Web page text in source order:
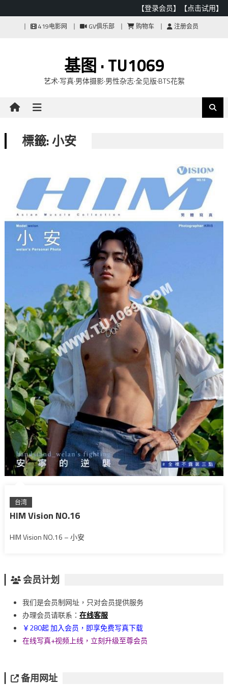
【登录会员】 【点击试用】
419电影网 GV俱乐部 购物车 注册会员
基图 · TU1069
艺术·写真·男体摄影·男性杂志·全见版·BTS花絮
標籤: 小安
台湾
HIM Vision NO.16
HIM Vision NO.16 – 小安
会员计划
我们是会员制网址，只对会员提供服务
办理会员请联系： 在线客服
￥280起 加入会员，即享免费写真下载
在线写真+视频上线，立刻升级至尊会员
备用网址